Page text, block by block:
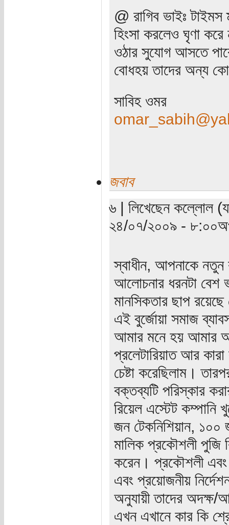
@ রাগিব ভাইঃ টাইমস
হিংসা করলেও ঘৃণা করে
ওঠার সুযোগ আসতে
বোধহয় তাদের অন্য
সাবিহ ওমর
জবাব
৬ | লিখেছেন কল্লোল
২৪/০৭/২০০৯ -
স্বাধীন, আপনাকে
আলোচনার ধরনটা বেশ
মানসিকতার ছাপ
এই বুর্জোয়া সমাজ
আমার মনে হয় আমার
প্রলেটারিয়াত আর
চেষ্টা করেছিলাম।
বক্তব্যটি পরিস্কার
রিয়েল এস্টেট
জন টেকনিশিয়ান, ১০০
মালিক প্রকৌশলী পুজি
করেন। প্রকৌশলী এবং
এবং প্রয়োজনীয়
অনুযায়ী তাদের অদক্ষ/
এখন এখানে কার কি